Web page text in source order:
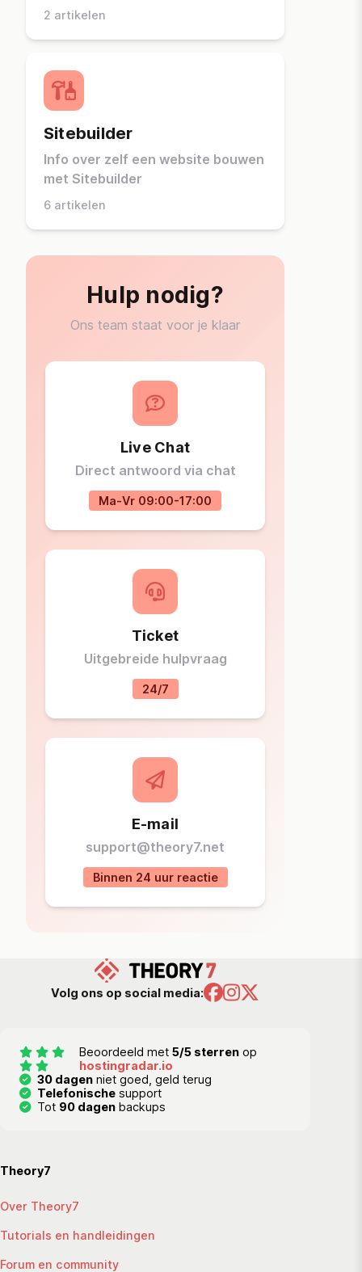
2 artikelen
Sitebuilder
Info over zelf een website bouwen
met Sitebuilder
6 artikelen
Hulp nodig?
Ons team staat voor je klaar
Live Chat
Direct antwoord via chat
Ma-Vr 09:00-17:00
Ticket
Uitgebreide hulpvraag
24/7
E-mail
support@theory7.net
Binnen 24 uur reactie
Volg ons op social media:
Beoordeeld met 5/5 sterrenop
hostingradar.io
30 dagen niet goed, geld terug
Telefonische support
Tot 90 dagen backups
Theory7
Over Theory7
Tutorials en handleidingen
Forum en community